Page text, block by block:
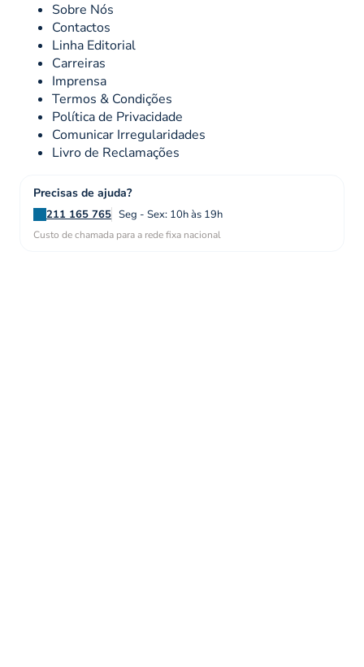
Sobre Nós
Contactos
Linha Editorial
Carreiras
Imprensa
Termos & Condições
Política de Privacidade
Comunicar Irregularidades
Livro de Reclamações
Precisas de ajuda?
211 165 765 Seg - Sex: 10h às 19h
Custo de chamada para a rede fixa nacional